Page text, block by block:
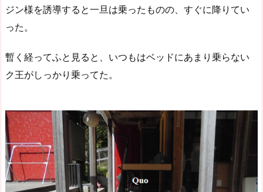
ジン様を誘導すると一旦は乗ったものの、すぐに降りてい
った。
暫く経ってふと見ると、いつもはベッドにあまり乗らない
ク王がしっかり乗ってた。